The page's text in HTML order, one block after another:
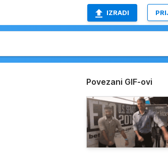
IZRADI
Povezani GIF-ovi